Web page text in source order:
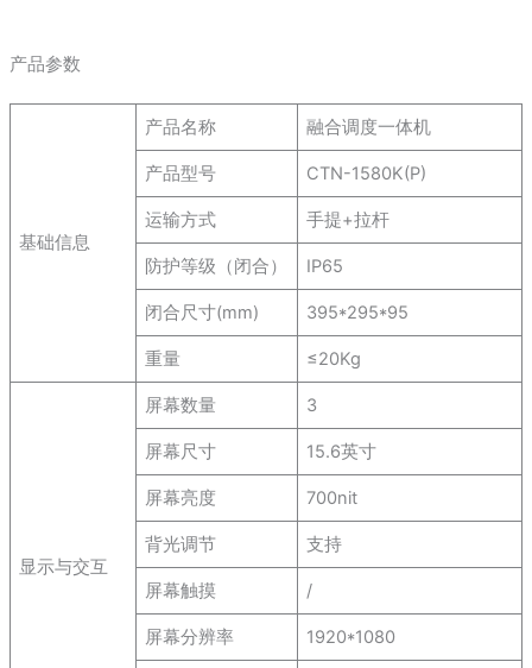
产品参数
基础信息
产品名称 融合调度一体机
产品型号 CTN-1580K(P)
运输方式 手提+拉杆
防护等级（闭合） IP65
闭合尺寸(mm) 395*295*95
重量 ≤20Kg
显示与交互
屏幕数量 3
屏幕尺寸 15.6英寸
屏幕亮度 700nit
背光调节 支持
屏幕触摸 /
屏幕分辨率 1920*1080